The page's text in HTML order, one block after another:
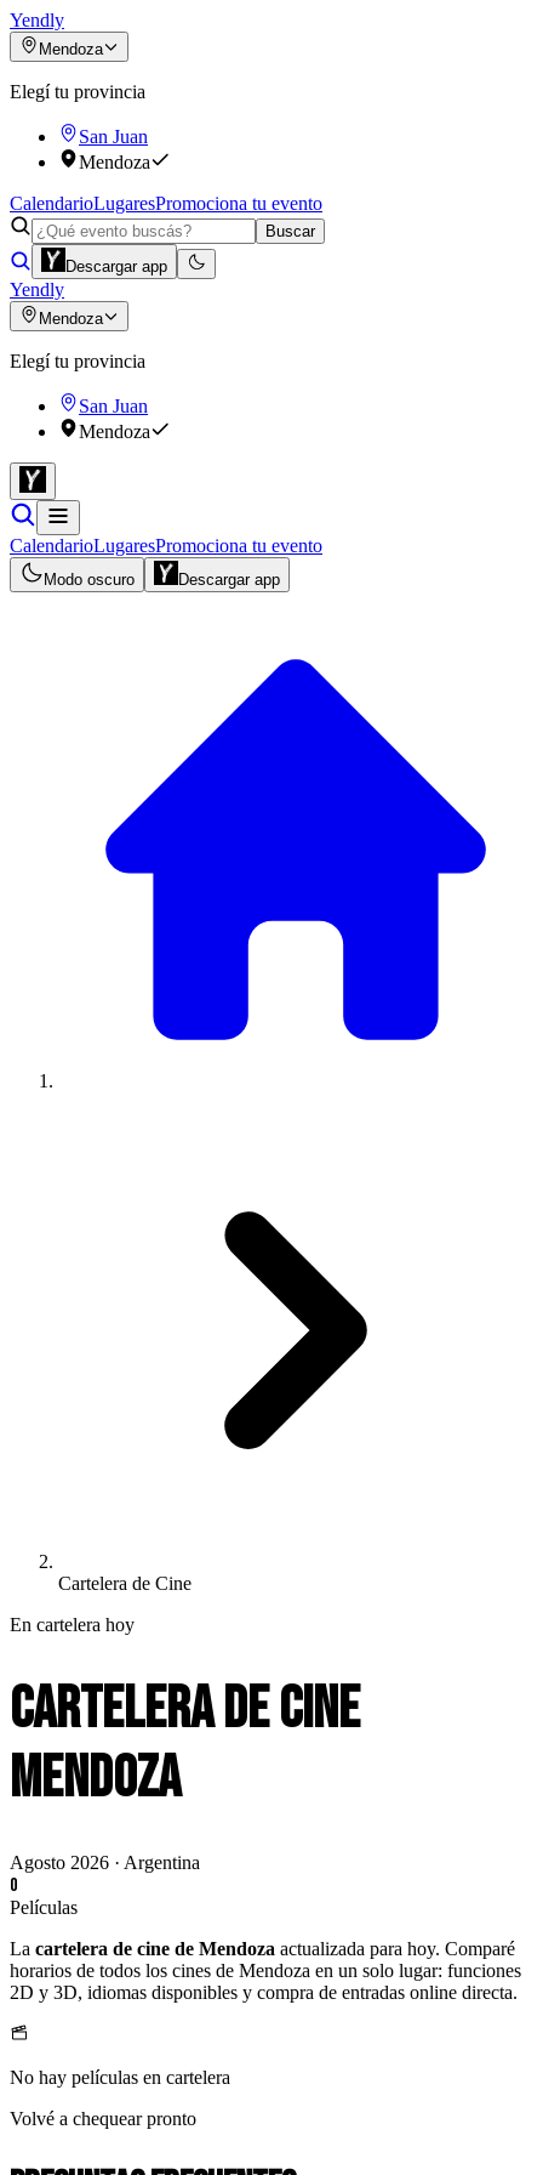
Yendly
Mendoza
Elegí tu provincia
San Juan
Mendoza
CalendarioLugaresPromociona tu evento
Buscar
Descargar app
Yendly
Mendoza
Elegí tu provincia
San Juan
Mendoza
CalendarioLugaresPromociona tu evento
Modo oscuro Descargar app
Cartelera de Cine
En cartelera hoy
Cartelera de Cine
Mendoza
Agosto 2026 · Argentina
0
Películas
La cartelera de cine de Mendoza actualizada para hoy. Comparé
horarios de todos los cines de Mendoza en un solo lugar: funciones
2D y 3D, idiomas disponibles y compra de entradas online directa.
No hay películas en cartelera
Volvé a chequear pronto